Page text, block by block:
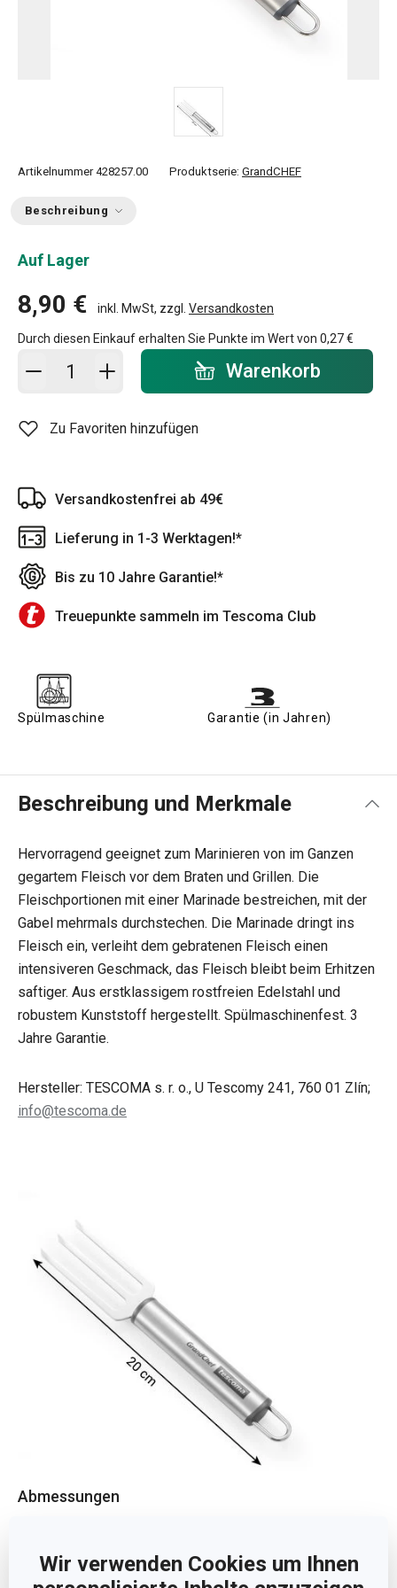
Wir verwenden Cookies um Ihnen
Artikelnummer 428257.00 Produktserie: GrandCHEF
Beschreibung
Auf Lager
8,90 € inkl. MwSt, zzgl. Versandkosten
Durch diesen Einkauf erhalten Sie Punkte im Wert von 0,27 €
In den Warenkorb - Menge Warenkorb
Zu Favoriten hinzufügen
Versandkostenfrei ab 49€
Lieferung in 1-3 Werktagen!*
Bis zu 10 Jahre Garantie!*
Treuepunkte sammeln im Tescoma Club
Spülmaschine Garantie (in Jahren)
Beschreibung und Merkmale
Hervorragend geeignet zum Marinieren von im Ganzen
gegartem Fleisch vor dem Braten und Grillen. Die
Fleischportionen mit einer Marinade bestreichen, mit der
Gabel mehrmals durchstechen. Die Marinade dringt ins
Fleisch ein, verleiht dem gebratenen Fleisch einen
intensiveren Geschmack, das Fleisch bleibt beim Erhitzen
saftiger. Aus erstklassigem rostfreien Edelstahl und
robustem Kunststoff hergestellt. Spülmaschinenfest. 3
Jahre Garantie.
Hersteller: TESCOMA s. r. o., U Tescomy 241, 760 01 Zlín;
info@tescoma.de
Abmessungen